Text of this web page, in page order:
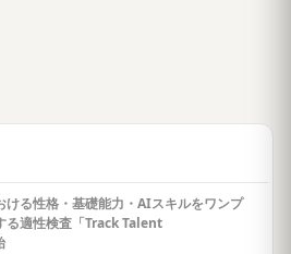
ける性格・基礎能力・AIスキルをワンプ
る適性検査「Track Talent